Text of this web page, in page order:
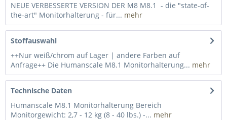
NEUE VERBESSERTE VERSION DER M8 M8.1 - die "state-of-
the-art" Monitorhalterung - für... mehr
Stoffauswahl
++Nur weiß/chrom auf Lager | andere Farben auf
Anfrage++ Die Humanscale M8.1 Monitorhalterung... mehr
Technische Daten
Humanscale M8.1 Monitorhalterung Bereich
Monitorgewicht: 2,7 - 12 kg (8 - 40 lbs.) -... mehr